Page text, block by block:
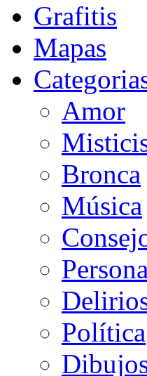
Grafitis
Mapas
Amor
Bronca
Música
Política